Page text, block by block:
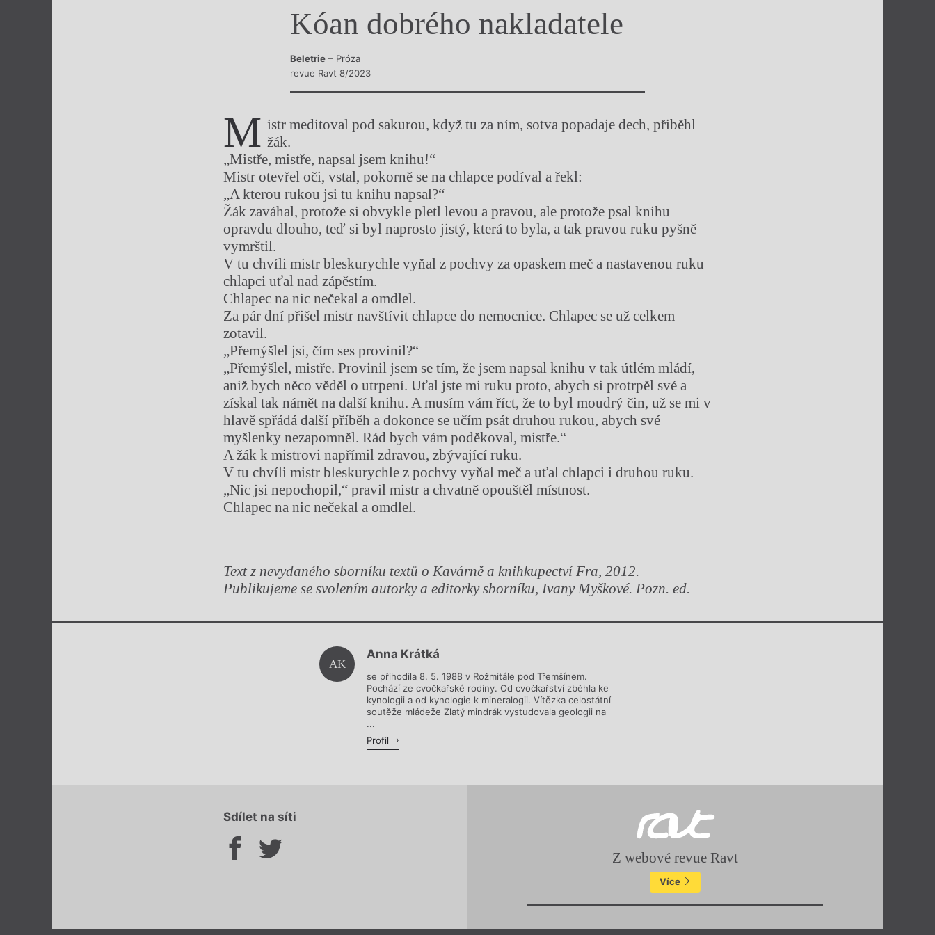
Výroční cenyKóan dobrého nakladatele
Beletrie – Próza
revue Ravt 8/2023
M istr meditoval pod sakurou, když tu za ním, sotva popadaje dech, přiběhl
žák.
„Mistře, mistře, napsal jsem knihu!“
Mistr otevřel oči, vstal, pokorně se na chlapce podíval a řekl:
„A kterou rukou jsi tu knihu napsal?“
Žák zaváhal, protože si obvykle pletl levou a pravou, ale protože psal knihu
opravdu dlouho, teď si byl naprosto jistý, která to byla, a tak pravou ruku pyšně
vymrštil.
V tu chvíli mistr bleskurychle vyňal z pochvy za opaskem meč a nastavenou ruku
chlapci uťal nad zápěstím.
Chlapec na nic nečekal a omdlel.
Za pár dní přišel mistr navštívit chlapce do nemocnice. Chlapec se už celkem
zotavil.
„Přemýšlel jsi, čím ses provinil?“
„Přemýšlel, mistře. Provinil jsem se tím, že jsem napsal knihu v tak útlém mládí,
aniž bych něco věděl o utrpení. Uťal jste mi ruku proto, abych si protrpěl své a
získal tak námět na další knihu. A musím vám říct, že to byl moudrý čin, už se mi v
hlavě spřádá další příběh a dokonce se učím psát druhou rukou, abych své
myšlenky nezapomněl. Rád bych vám poděkoval, mistře.“
A žák k mistrovi napřímil zdravou, zbývající ruku.
V tu chvíli mistr bleskurychle z pochvy vyňal meč a uťal chlapci i druhou ruku.
„Nic jsi nepochopil,“ pravil mistr a chvatně opouštěl místnost.
Chlapec na nic nečekal a omdlel.
Text z nevydaného sborníku textů o Kavárně a knihkupectví Fra, 2012.
Publikujeme se svolením autorky a editorky sborníku, Ivany Myškové. Pozn. ed.
Chviličku.
AK
Anna Krátká
se přihodila 8. 5. 1988 v Rožmitále pod Třemšínem.
Pochází ze cvočkařské rodiny. Od cvočkařství zběhla ke
kynologii a od kynologie k mineralogii. Vítězka celostátní
soutěže mládeže Zlatý mindrák vystudovala geologii na
...
Profil
Sdílet na síti
Z webové revue Ravt
Více